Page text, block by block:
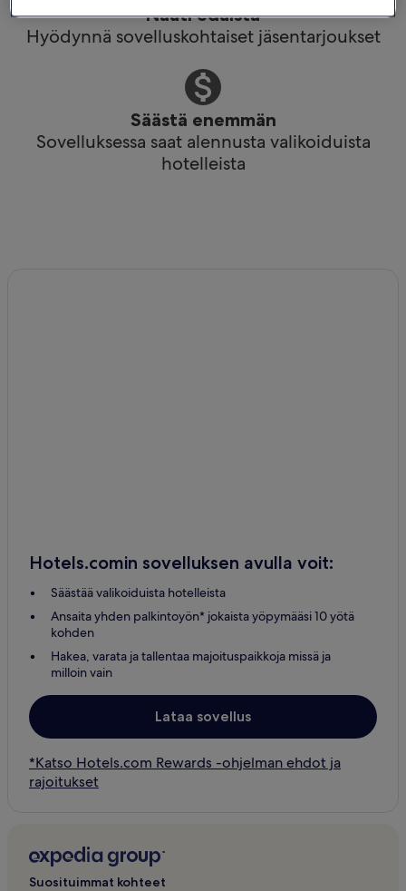
Nauti eduista
Hyödynnä sovelluskohtaiset jäsentarjoukset
Säästä enemmän
Sovelluksessa saat alennusta valikoiduista
hotelleista
Hotels.comin sovelluksen avulla voit:
Säästää valikoiduista hotelleista
Ansaita yhden palkintoyön* jokaista yöpymääsi 10 yötä
kohden
Hakea, varata ja tallentaa majoituspaikkoja missä ja
milloin vain
Lataa sovellus
*Katso Hotels.com Rewards -ohjelman ehdot ja
rajoitukset
Suosituimmat kohteet